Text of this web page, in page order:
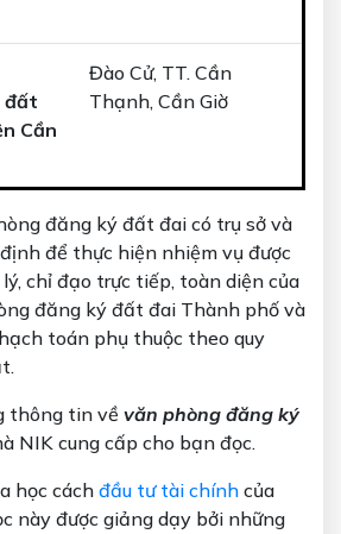
đất
Cần
Đào Cử, TT. Cần
Thạnh, Cần Giờ
đăng ký đất đai có trụ sở và
để thực hiện nhiệm vụ được
lý, chỉ đạo trực tiếp, toàn diện của
đăng ký đất đai Thành phố và
toán phụ thuộc theo quy
thông tin về văn phòng đăng ký
NIK cung cấp cho bạn đọc.
học cách đầu tư tài chính của
này được giảng dạy bởi những